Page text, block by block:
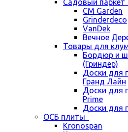
Садовый паркет
CM Garden
Grinderdeco
VanDek
Вечное
Товары для
Бордюр и
(Гриндер)
Доски для
Гранд Лайн
Доски для
Prime
Доски для
ОСБ плиты
Kronospan